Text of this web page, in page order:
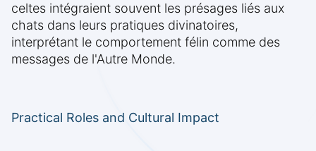
celtes intégraient souvent les présages liés aux
chats dans leurs pratiques divinatoires,
interprétant le comportement félin comme des
messages de l'Autre Monde.
Practical Roles and Cultural Impact